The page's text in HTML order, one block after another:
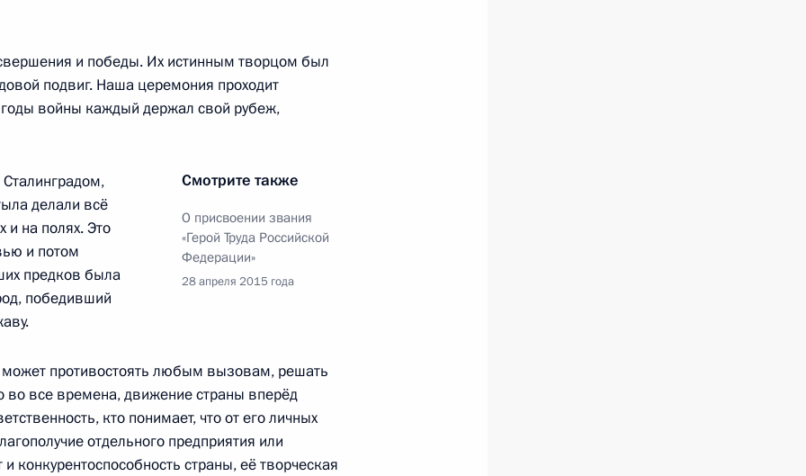
и закон об образовании
населения и территорий
и техногенного характера
и победы. Их истинным творцом был
подвиг. Наша церемония проходит
войны каждый держал свой рубеж,
Смотрите также
О присвоении звания
«Герой Труда Российской
Федерации»
28 апреля 2015 года
делали всё
и на полях. Это
и потом
предков была
победивший
может противостоять любым вызовам, решать
все времена, движение страны вперёд
кто понимает, что от его личных
отдельного предприятия или
конкурентоспособность страны, её творческая